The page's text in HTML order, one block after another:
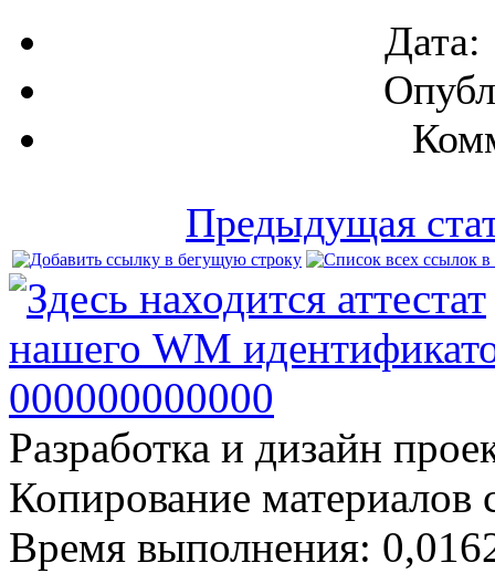
Дата:
Предыдущая
Разработка и дизайн
Копирование материалов
Время выполнения: